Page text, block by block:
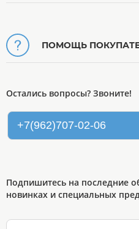
ПОМОЩЬ
Остались вопросы? Звоните!
+7(962)707-02-06
Подпишитесь на последние
новинках и специальных